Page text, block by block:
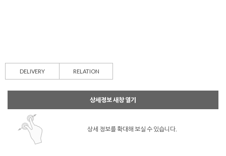
DELIVERY RELATION
상세정보 새창 열기
상세 정보를 확대해 보실 수 있습니다.